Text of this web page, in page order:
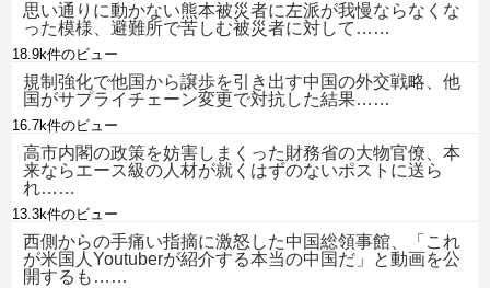
思い通りに動かない熊本被災者に左派が我慢ならなくな
った模様、避難所で苦しむ被災者に対して……
18.9k件のビュー
規制強化で他国から譲歩を引き出す中国の外交戦略、他
国がサプライチェーン変更で対抗した結果……
16.7k件のビュー
高市内閣の政策を妨害しまくった財務省の大物官僚、本
来ならエース級の人材が就くはずのないポストに送ら
れ……
13.3k件のビュー
西側からの手痛い指摘に激怒した中国総領事館、「これ
が米国人Youtuberが紹介する本当の中国だ」と動画を公
開するも……